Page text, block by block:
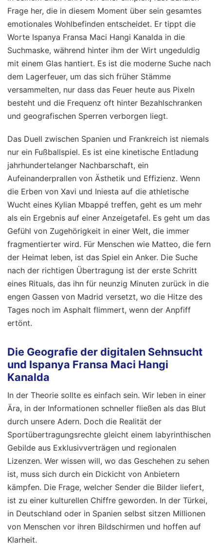
Frage her, die in diesem Moment über sein gesamtes
emotionales Wohlbefinden entscheidet. Er tippt die
Worte Ispanya Fransa Maci Hangi Kanalda in die
Suchmaske, während hinter ihm der Wirt ungeduldig
mit einem Glas hantiert. Es ist die moderne Suche nach
dem Lagerfeuer, um das sich früher Stämme
versammelten, nur dass das Feuer heute aus Pixeln
besteht und die Frequenz oft hinter Bezahlschranken
und geografischen Sperren verborgen liegt.
Das Duell zwischen Spanien und Frankreich ist niemals
nur ein Fußballspiel. Es ist eine kinetische Entladung
jahrhundertelanger Nachbarschaft, ein
Aufeinanderprallen von Ästhetik und Effizienz. Wenn
die Erben von Xavi und Iniesta auf die athletische
Wucht eines Kylian Mbappé treffen, geht es um mehr
als ein Ergebnis auf einer Anzeigetafel. Es geht um das
Gefühl von Zugehörigkeit in einer Welt, die immer
fragmentierter wird. Für Menschen wie Matteo, die fern
der Heimat leben, ist das Spiel ein Anker. Die Suche
nach der richtigen Übertragung ist der erste Schritt
eines Rituals, das ihn für neunzig Minuten zurück in die
engen Gassen von Madrid versetzt, wo die Hitze des
Tages noch im Asphalt flimmert, wenn der Anpfiff
ertönt.
Die Geografie der digitalen Sehnsucht
und Ispanya Fransa Maci Hangi
Kanalda
In der Theorie sollte es einfach sein. Wir leben in einer
Ära, in der Informationen schneller fließen als das Blut
durch unsere Adern. Doch die Realität der
Sportübertragungsrechte gleicht einem labyrinthischen
Gebilde aus Exklusivverträgen und regionalen
Lizenzen. Wer wissen will, wo das Geschehen zu sehen
ist, muss sich durch ein Dickicht von Anbietern
kämpfen. Die Frage, welcher Sender die Bilder liefert,
ist zu einer kulturellen Chiffre geworden. In der Türkei,
in Deutschland oder in Spanien selbst sitzen Millionen
von Menschen vor ihren Bildschirmen und hoffen auf
Klarheit.